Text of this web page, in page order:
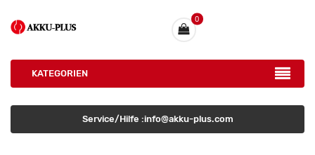
0
KATEGORIEN
Service/Hilfe :info@akku-plus.com